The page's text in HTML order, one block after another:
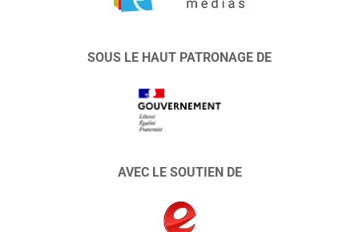
SOUS LE HAUT PATRONAGE DE
AVEC LE SOUTIEN DE